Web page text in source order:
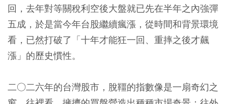
回，去年對等關稅利空後大盤就已先在半年之內強彈
五成，於是當今年台股繼續瘋漲，從時間和背景環境
看，已然打破了「十年才能狂一回、重摔之後才飆
漲」的歷史慣性。
二○二六年的台灣股市，脫韁的指數像是一扇奇幻之